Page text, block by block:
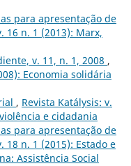
para apresentação de
16 n. 1 (2013): Marx,
v. 11, n. 1, 2008 ,
Economia solidária
, Revista Katálysis: v.
e cidadania
para apresentação de
18 n. 1 (2015): Estado e
Assistência Social